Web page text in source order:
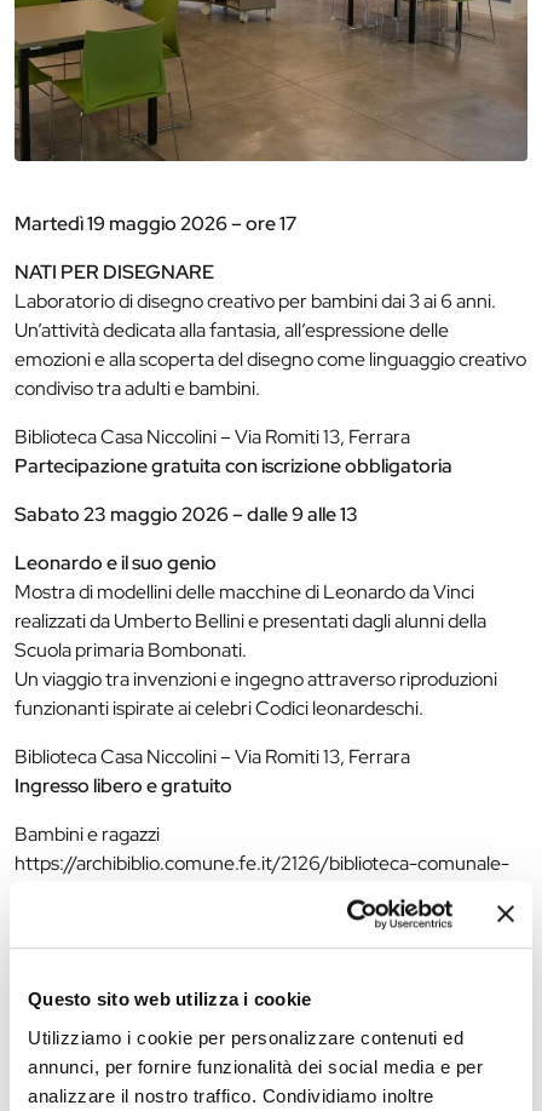
Questo sito web utilizza i cookie
Utilizziamo i cookie per personalizzare contenuti ed
annunci, per fornire funzionalità dei social media e per
analizzare il nostro traffico. Condividiamo inoltre
Martedì 19 maggio 2026 – ore 17
NATI PER DISEGNARE
Laboratorio di disegno creativo per bambini dai 3 ai 6 anni.
Un’attività dedicata alla fantasia, all’espressione delle
emozioni e alla scoperta del disegno come linguaggio creativo
condiviso tra adulti e bambini.
Biblioteca Casa Niccolini – Via Romiti 13, Ferrara
Partecipazione gratuita con iscrizione obbligatoria
Sabato 23 maggio 2026 – dalle 9 alle 13
Leonardo e il suo genio
Mostra di modellini delle macchine di Leonardo da Vinci
realizzati da Umberto Bellini e presentati dagli alunni della
Scuola primaria Bombonati.
Un viaggio tra invenzioni e ingegno attraverso riproduzioni
funzionanti ispirate ai celebri Codici leonardeschi.
Biblioteca Casa Niccolini – Via Romiti 13, Ferrara
Ingresso libero e gratuito
Bambini e ragazzi
https://archibiblio.comune.fe.it/2126/biblioteca-comunale-
0532418231
The editorial team is not responsible for any inaccuracies or
changes in the program of events reported. In case of
cancellation, variation, modification of the information of an